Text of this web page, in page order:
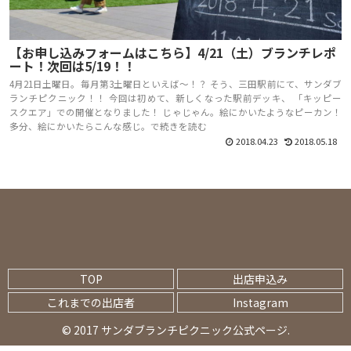
【お申し込みフォームはこちら】4/21（土）ブランチレポ
ート！次回は5/19！！
4月21日土曜日。毎月第3土曜日といえば～！？ そう、三田駅前にて、サンダブ
ランチピクニック！！ 今回は初めて、新しくなった駅前デッキ、 「キッピー
スクエア」での開催となりました！ じゃじゃん。絵にかいたようなピーカン！
多分、絵にかいたらこんな感じ。で続きを読む
2018.04.23
2018.05.18
TOP
出店申込み
これまでの出店者
Instagram
© 2017 サンダブランチピクニック公式ページ.